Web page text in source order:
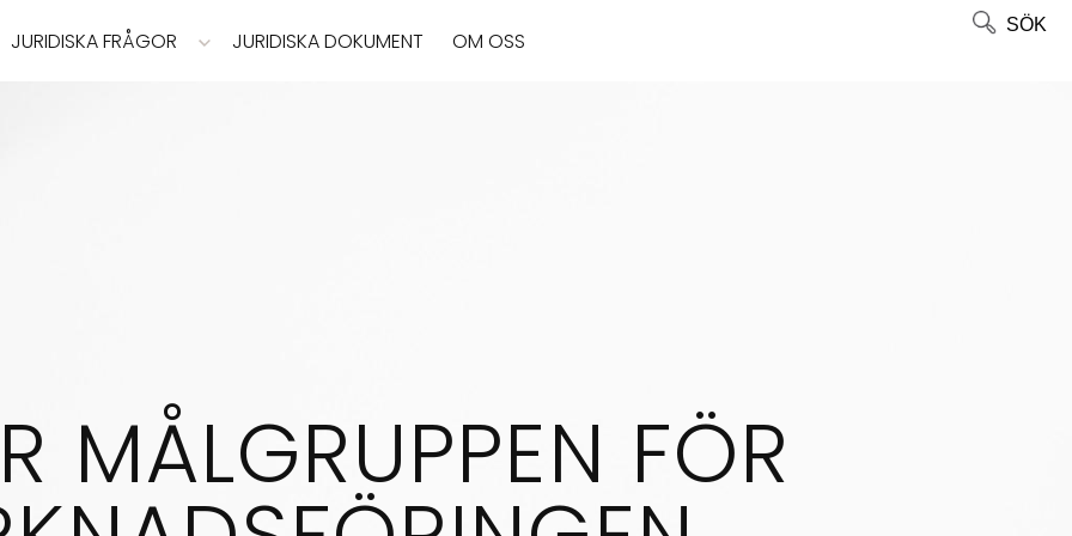
JURIDISKA FRÅGOR JURIDISKA DOKUMENT OM OSS
SÖK
MÅLGRUPPEN FÖR